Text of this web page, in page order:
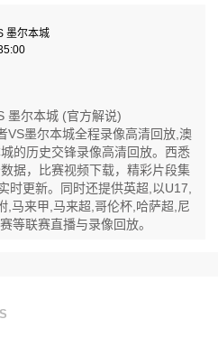
墨尔本城
墨尔本城 (官方解说)
VS墨尔本城全程录像高清回放,澳
的历史交锋录像高清回放。西悉
据，比赛视频下载，精彩片段集
时更新。同时还提供英超,以U17,
,马来甲,马来超,哥伦杯,哈萨超,尼
等联赛直播与录像回放。